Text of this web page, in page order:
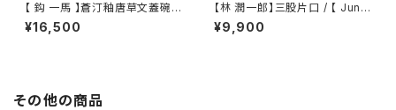
【 鈎 一馬 】蒼汀釉唐草文蓋碗 /
【 kazuma magari 】Gaiwan
¥16,500
【林 潤一郎】三股片口 / 【 Junic
hiro Hayashi 】Katakuchi
¥9,900
その他の商品